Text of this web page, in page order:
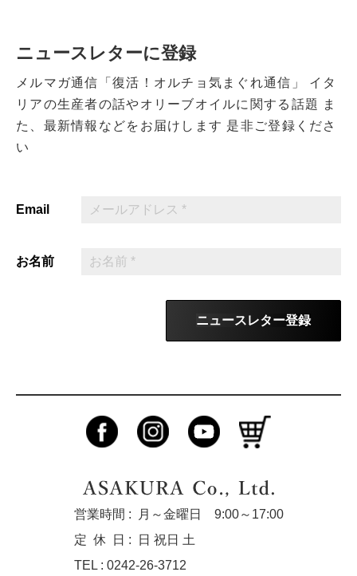
ニュースレターに登録
メルマガ通信「復活！オルチョ気まぐれ通信」
イタ
リアの生産者の話やオリーブオイルに関する話題
ま
た、最新情報などをお届けします 是非ご登録くださ
い
Email
お名前
ニュースレター登録
営業時間 :
月～金曜日 9:00～17:00
定休
日 :
日 祝日 土
TEL : 0242-26-3712